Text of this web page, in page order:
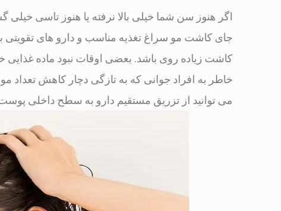
اگر هنوز سن شما خیلی بالا نرفته یا هنوز تاسی
جای کاشت مو سراغ تغذیه مناسب و دارو های
کاشت زیاده روی باشد. بعضی اوقات نبود ماده
خاطر به افراد جوانی که به تازگی دچار کاهش
می توانید از تزریق مستقیم دارو به سطح داخلی